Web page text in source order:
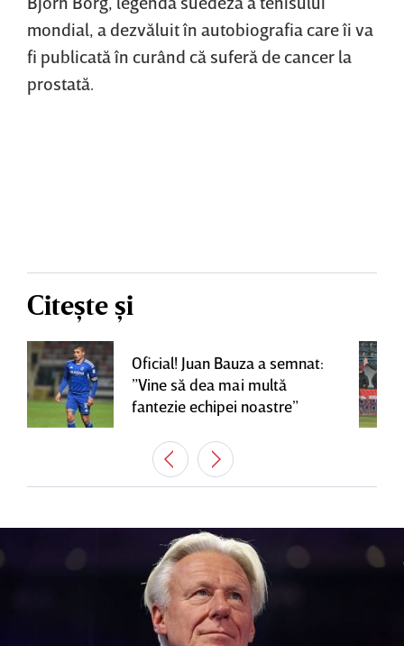
mondial, a dezvăluit în autobiografia care îi va
fi publicată în curând că suferă de cancer la
prostată.
Citește și
Oficial! Juan Bauza a semnat:
”Vine să dea mai multă
fantezie echipei noastre”